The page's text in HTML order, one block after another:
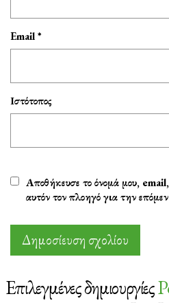
Email*
Ιστότοπος
Αποθήκευσε το όνομά μου, email,
αυτόν τον πλοηγό για την
Επιλεγμένες δημιουργίες